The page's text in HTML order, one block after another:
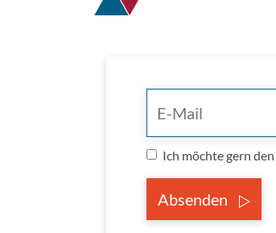
Ich möchte gern
Absenden